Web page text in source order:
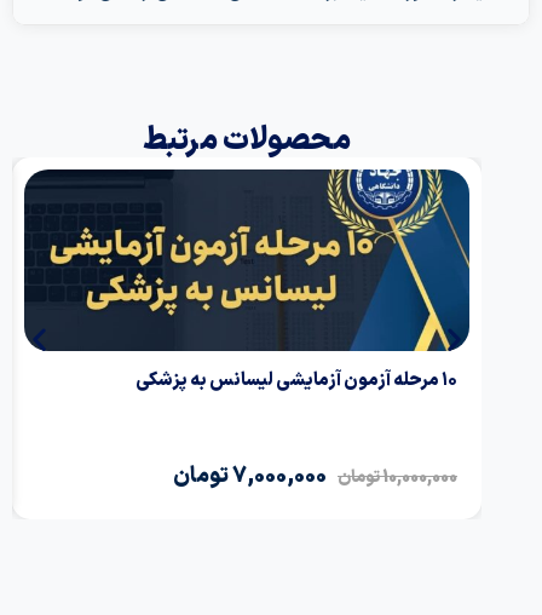
محصولات مرتبط
۱۰ مرحله آزمون آزمایشی لیسانس به پزشکی
10,000,000تومان 7,000,000تومان